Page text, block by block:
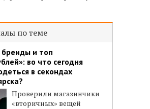
по теме
бренды и топ
во что сегодня
в секондах
Проверили магазинчики
«вторичных» вещей